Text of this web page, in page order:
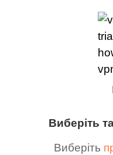
Виберіть
Виберіть